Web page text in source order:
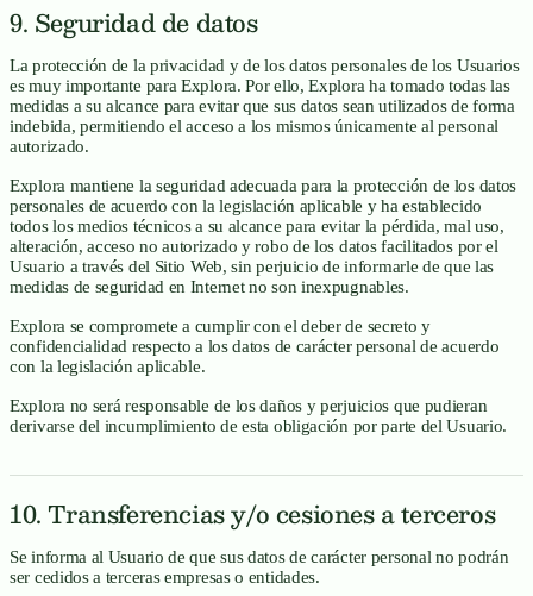
9. Seguridad de datos
La protección de la privacidad y de los datos personales de los Usuarios
es muy importante para Explora. Por ello, Explora ha tomado todas las
medidas a su alcance para evitar que sus datos sean utilizados de forma
indebida, permitiendo el acceso a los mismos únicamente al personal
autorizado.
Explora mantiene la seguridad adecuada para la protección de los datos
personales de acuerdo con la legislación aplicable y ha establecido
todos los medios técnicos a su alcance para evitar la pérdida, mal uso,
alteración, acceso no autorizado y robo de los datos facilitados por el
Usuario a través del Sitio Web, sin perjuicio de informarle de que las
medidas de seguridad en Internet no son inexpugnables.
Explora se compromete a cumplir con el deber de secreto y
confidencialidad respecto a los datos de carácter personal de acuerdo
con la legislación aplicable.
Explora no será responsable de los daños y perjuicios que pudieran
derivarse del incumplimiento de esta obligación por parte del Usuario.
10. Transferencias y/o cesiones a terceros
Se informa al Usuario de que sus datos de carácter personal no podrán
ser cedidos a terceras empresas o entidades.